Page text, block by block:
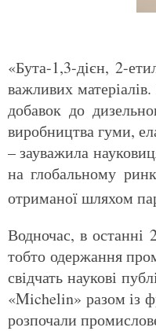
«Бута-1,3-дієн, 2-
важливих
добавок до
виробництва гуми,
– зауважила
на глобальному
отриманої шляхом
Водночас, в останні
тобто одержання
свідчать наукові
«Michelin» разом із
розпочали